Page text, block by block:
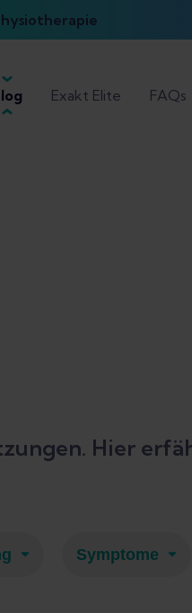
Exakt Elite FAQs
Hier
Symptome